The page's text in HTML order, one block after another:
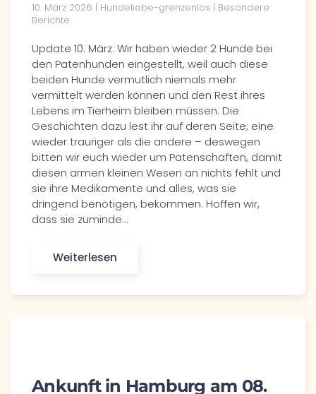
10. März 2026 | Hundeliebe-grenzenlos | Besondere
Berichte
Update 10. März: Wir haben wieder 2 Hunde bei
den Patenhunden eingestellt, weil auch diese
beiden Hunde vermutlich niemals mehr
vermittelt werden können und den Rest ihres
Lebens im Tierheim bleiben müssen. Die
Geschichten dazu lest ihr auf deren Seite; eine
wieder trauriger als die andere – deswegen
bitten wir euch wieder um Patenschaften, damit
diesen armen kleinen Wesen an nichts fehlt und
sie ihre Medikamente und alles, was sie
dringend benötigen, bekommen. Hoffen wir,
dass sie zuminde…
Weiterlesen
Ankunft in Hamburg am 08.